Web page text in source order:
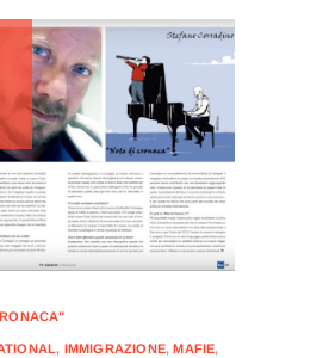
, IMMIGRAZIONE,MAFIE,